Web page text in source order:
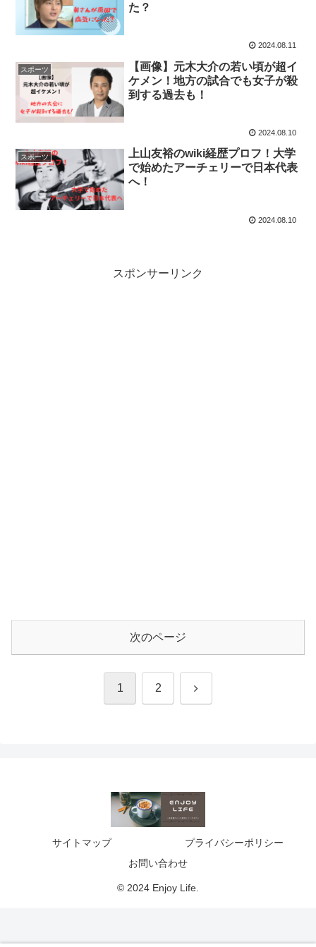
た？
2024.08.11
スポーツ
【画像】元木大介の若い頃が超イ
ケメン！地方の試合でも女子が殺
到する過去も！
2024.08.10
スポーツ
上山友裕のwiki経歴プロフ！大学
で始めたアーチェリーで日本代表
へ！
2024.08.10
スポンサーリンク
次のページ
1 2 次
サイトマップ
プライバシーポリシー
お問い合わせ
© 2024 Enjoy Life.